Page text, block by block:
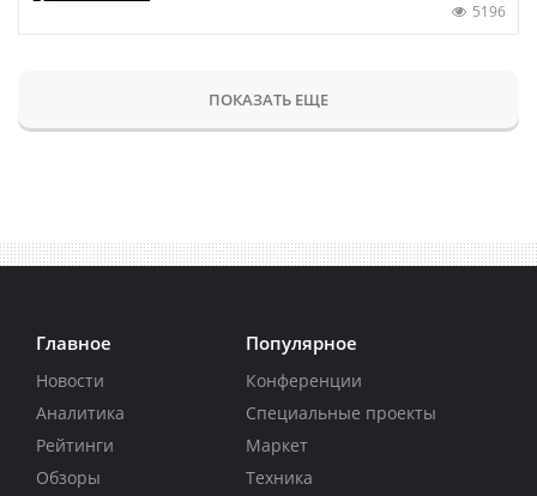
5196
ПОКАЗАТЬ ЕЩЕ
Главное
Новости
Аналитика
Рейтинги
Обзоры
Популярное
Конференции
Специальные проекты
Маркет
Техника